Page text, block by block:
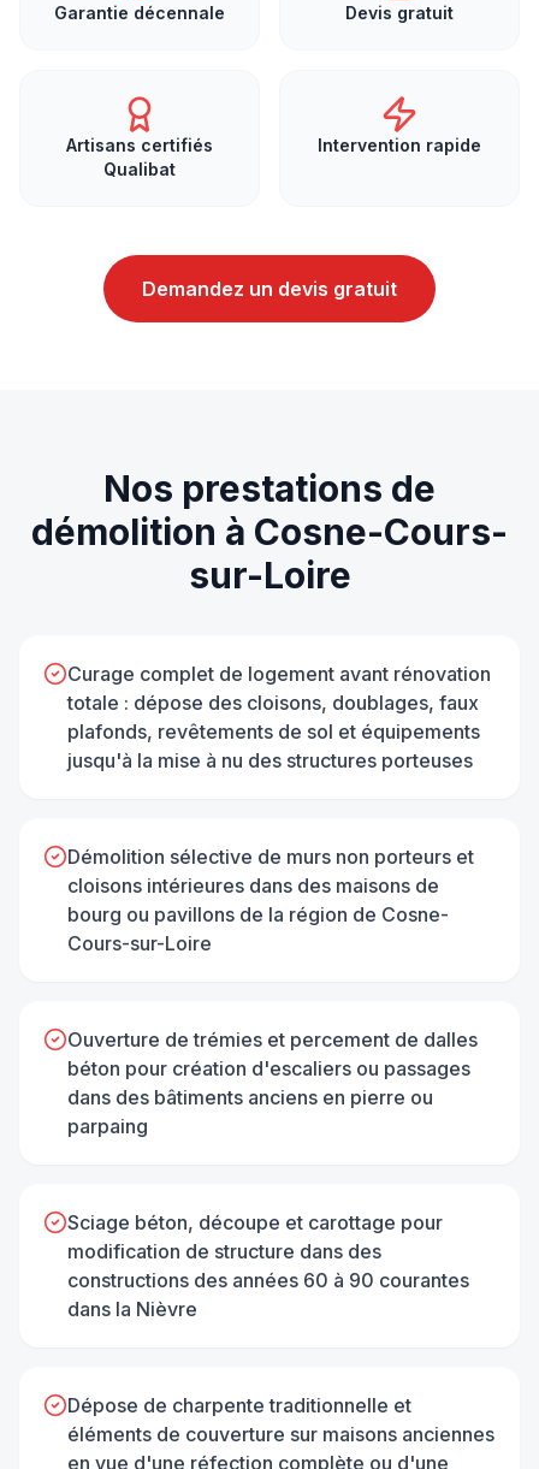
Garantie décennale Devis gratuit
Artisans certifiés
Qualibat
Intervention rapide
Demandez un devis gratuit
Nos prestations de
démolition à Cosne-Cours-
sur-Loire
Curage complet de logement avant rénovation
totale : dépose des cloisons, doublages, faux
plafonds, revêtements de sol et équipements
jusqu'à la mise à nu des structures porteuses
Démolition sélective de murs non porteurs et
cloisons intérieures dans des maisons de
bourg ou pavillons de la région de Cosne-
Cours-sur-Loire
Ouverture de trémies et percement de dalles
béton pour création d'escaliers ou passages
dans des bâtiments anciens en pierre ou
parpaing
Sciage béton, découpe et carottage pour
modification de structure dans des
constructions des années 60 à 90 courantes
dans la Nièvre
Dépose de charpente traditionnelle et
éléments de couverture sur maisons anciennes
en vue d'une réfection complète ou d'une